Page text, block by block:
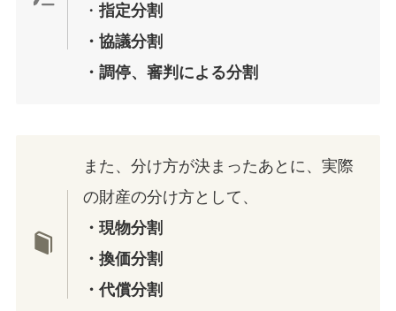
・指定分割
・協議分割
・調停、審判による分割
また、分け方が決まったあとに、実際
の財産の分け方として、
・現物分割
・換価分割
・代償分割